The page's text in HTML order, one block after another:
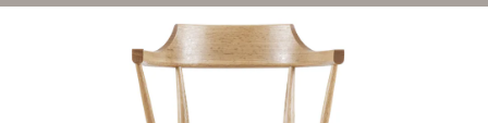
CONCEPT COLUMN
コラム
ORDER MADE